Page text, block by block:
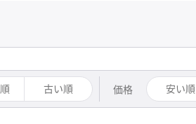
古い順 価格 安い順